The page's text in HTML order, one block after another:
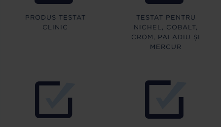
PRODUS TESTAT
CLINIC
TESTAT PENTRU
NICHEL, COBALT,
CROM, PALADIU ȘI
MERCUR